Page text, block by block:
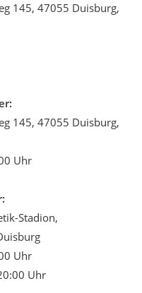
145, 47055 Duisburg,
145, 47055 Duisburg,
Uhr
Stadion,
Uhr
Uhr